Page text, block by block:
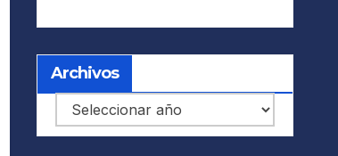
Archivos
Archivos